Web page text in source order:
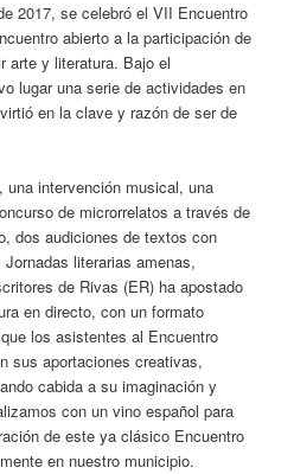
2017, se celebró el VII Encuentro
abierto a la participación de
arte y literatura. Bajo el
lugar una serie de actividades en
en la clave y razón de ser de
intervención musical, una
de microrrelatos a través de
dos audiciones de textos con
literarias amenas,
de Rivas (ER) ha apostado
en directo, con un formato
los asistentes al Encuentro
sus aportaciones creativas,
cabida a su imaginación y
con un vino español para
de este ya clásico Encuentro
en nuestro municipio.